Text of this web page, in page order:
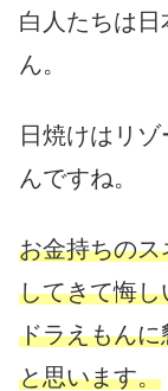
白人たちは
ん。
日焼けはリ
んですね。
お金持ちの
してきて悔
ドラえもん
と思います。